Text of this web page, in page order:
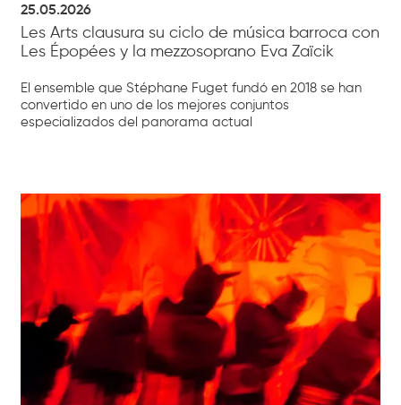
25.05.2026
Les Arts clausura su ciclo de música barroca con
Les Épopées y la mezzosoprano Eva Zaïcik
El ensemble que Stéphane Fuget fundó en 2018 se han
convertido en uno de los mejores conjuntos
especializados del panorama actual